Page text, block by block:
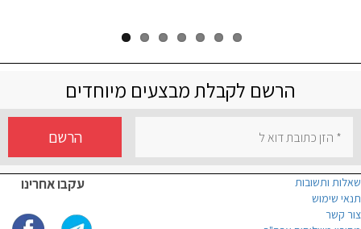
הרשם לקבלת מבצעים מיוחדים
הרשם
עקבו אחרינו
שאלות ותשובות
תנאי שימוש
צור קשר